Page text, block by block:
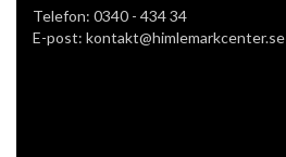
Telefon: 0340 - 434 34
E-post: kontakt@himlemarkcenter.se